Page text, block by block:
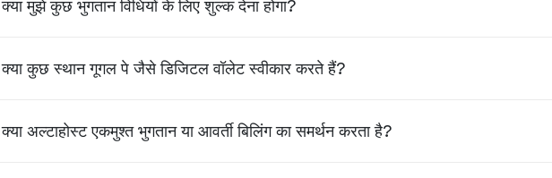
क्या मुझे कुछ भुगतान विधियों के लिए शुल्क देना होगा?
क्या कुछ स्थान गूगल पे जैसे डिजिटल वॉलेट स्वीकार करते हैं?
क्या अल्टाहोस्ट एकमुश्त भुगतान या आवर्ती बिलिंग का समर्थन करता है?